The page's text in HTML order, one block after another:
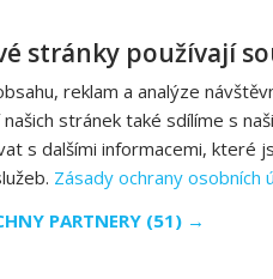
stránky používají
reklam a analýze
stránek také sdílíme s
s dalšími informacemi, které
Zásady ochrany osobních
PARTNERY (51) →